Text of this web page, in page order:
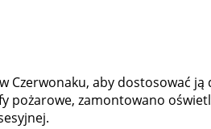
Czerwonaku, aby dostosować
zamontowano